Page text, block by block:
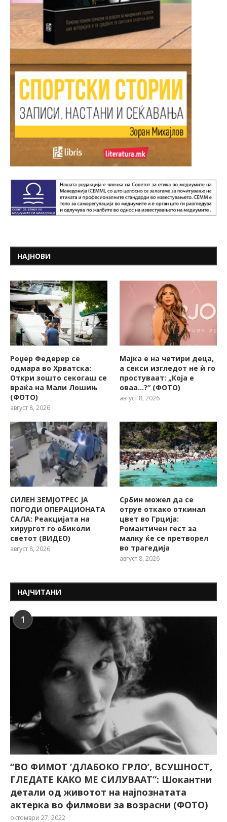
НАЈНОВИ
Роџер Федерер се
одмара во Хрватска:
Откри зошто секогаш се
враќа на Мали Лошињ
(ФОТО)
август 8, 2026
Мајка е на четири деца,
а секси изгледот не ѝ го
простуваат: „Која е
оваа…?“ (ФОТО)
август 8, 2026
СИЛЕН ЗЕМЈОТРЕС ЈА
ПОГОДИ ОПЕРАЦИОНАТА
САЛА: Реакцијата на
хирургот го обиколи
светот (ВИДЕО)
август 8, 2026
Србин можел да се
отруе откако откинал
цвет во Грција:
Романтичен гест за
малку ќе се претворел
во трагедија
август 8, 2026
НАЈЧИТАНИ
1
“ВО ФИМОТ ‘ДЛАБОКО ГРЛО’, ВСУШНОСТ,
ГЛЕДАТЕ КАКО МЕ СИЛУВААТ“: Шокантни
детали од животот на најпознатата
актерка во филмови за возрасни (ФОТО)
октомври 27, 2022